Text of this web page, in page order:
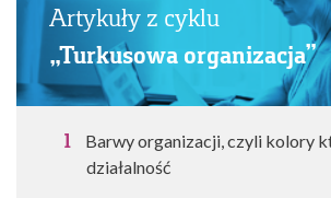
Artykuły z cyklu
„Turkusowa organizacja”
Barwy organizacji, czyli kolory
działalność